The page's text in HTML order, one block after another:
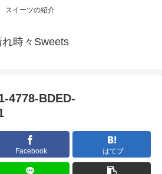
スイーツの紹介
れ時々Sweets
4778-BDED-
Facebook はてブ